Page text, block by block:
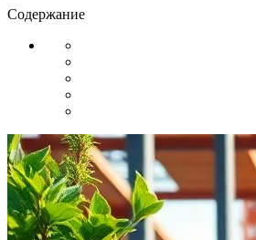
Содержание